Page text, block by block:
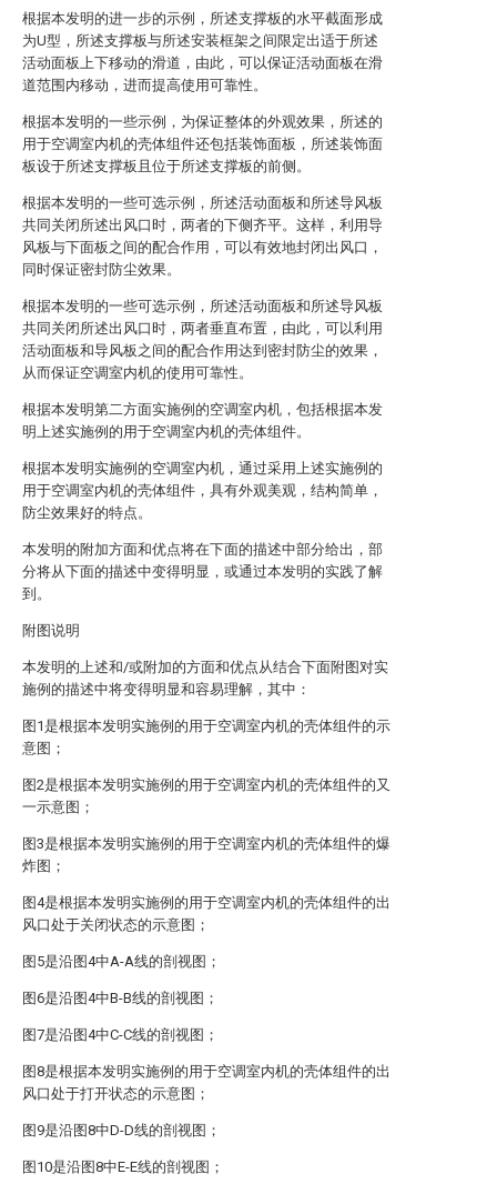
根据本发明的进一步的示例，所述支撑板的水平截面形成
为U型，所述支撑板与所述安装框架之间限定出适于所述
活动面板上下移动的滑道，由此，可以保证活动面板在滑
道范围内移动，进而提高使用可靠性。
根据本发明的一些示例，为保证整体的外观效果，所述的
用于空调室内机的壳体组件还包括装饰面板，所述装饰面
板设于所述支撑板且位于所述支撑板的前侧。
根据本发明的一些可选示例，所述活动面板和所述导风板
共同关闭所述出风口时，两者的下侧齐平。这样，利用导
风板与下面板之间的配合作用，可以有效地封闭出风口，
同时保证密封防尘效果。
根据本发明的一些可选示例，所述活动面板和所述导风板
共同关闭所述出风口时，两者垂直布置，由此，可以利用
活动面板和导风板之间的配合作用达到密封防尘的效果，
从而保证空调室内机的使用可靠性。
根据本发明第二方面实施例的空调室内机，包括根据本发
明上述实施例的用于空调室内机的壳体组件。
根据本发明实施例的空调室内机，通过采用上述实施例的
用于空调室内机的壳体组件，具有外观美观，结构简单，
防尘效果好的特点。
本发明的附加方面和优点将在下面的描述中部分给出，部
分将从下面的描述中变得明显，或通过本发明的实践了解
到。
附图说明
本发明的上述和/或附加的方面和优点从结合下面附图对实
施例的描述中将变得明显和容易理解，其中：
图1是根据本发明实施例的用于空调室内机的壳体组件的示
意图；
图2是根据本发明实施例的用于空调室内机的壳体组件的又
一示意图；
图3是根据本发明实施例的用于空调室内机的壳体组件的爆
炸图；
图4是根据本发明实施例的用于空调室内机的壳体组件的出
风口处于关闭状态的示意图；
图5是沿图4中A-A线的剖视图；
图6是沿图4中B-B线的剖视图；
图7是沿图4中C-C线的剖视图；
图8是根据本发明实施例的用于空调室内机的壳体组件的出
风口处于打开状态的示意图；
图9是沿图8中D-D线的剖视图；
图10是沿图8中E-E线的剖视图；